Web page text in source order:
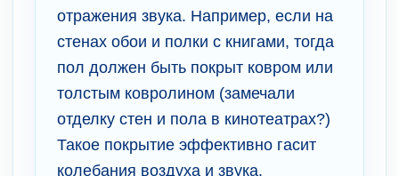
отражения звука. Например, если на
стенах обои и полки с книгами, тогда
пол должен быть покрыт ковром или
толстым ковролином (замечали
отделку стен и пола в кинотеатрах?)
Такое покрытие эффективно гасит
колебания воздуха и звука.